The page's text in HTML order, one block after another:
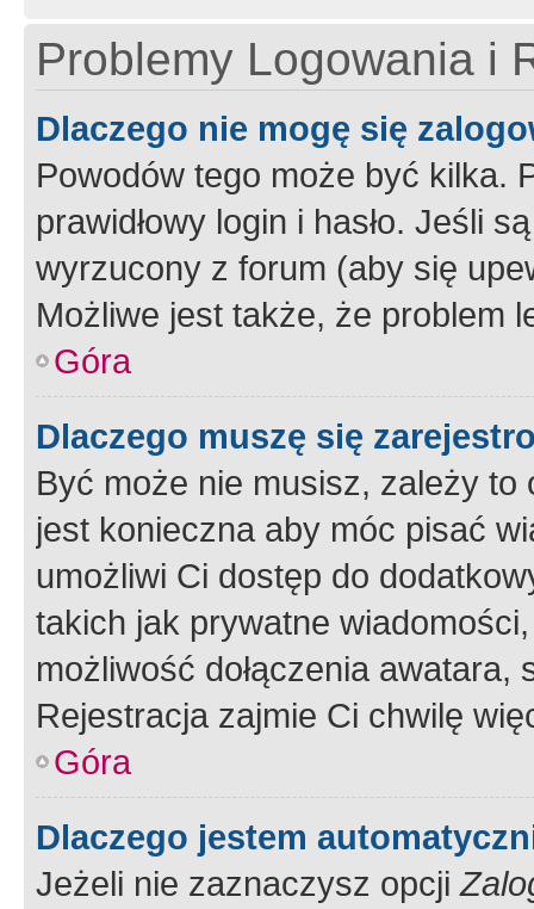
Problemy Logowania i
Dlaczego nie mogę się
Powodów tego może być kilka.
prawidłowy login i hasło. Jeśli
wyrzucony z forum (aby się
Możliwe jest także, że problem
Góra
Dlaczego muszę się
Być może nie musisz, zależy
jest konieczna aby móc pisać
umożliwi Ci dostęp do
takich jak prywatne
możliwość dołączenia
Rejestracja zajmie Ci chwilę
Góra
Dlaczego jestem
Jeżeli nie zaznaczysz opcji